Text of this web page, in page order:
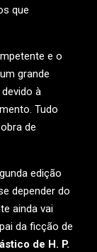
que
e o
grande
à
Tudo
de
edição
depender do
ainda vai
da ficção de
de H. P.